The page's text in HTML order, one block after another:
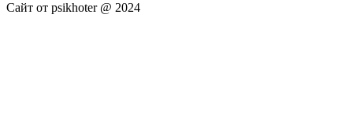
Сайт от psikhoter @ 2024